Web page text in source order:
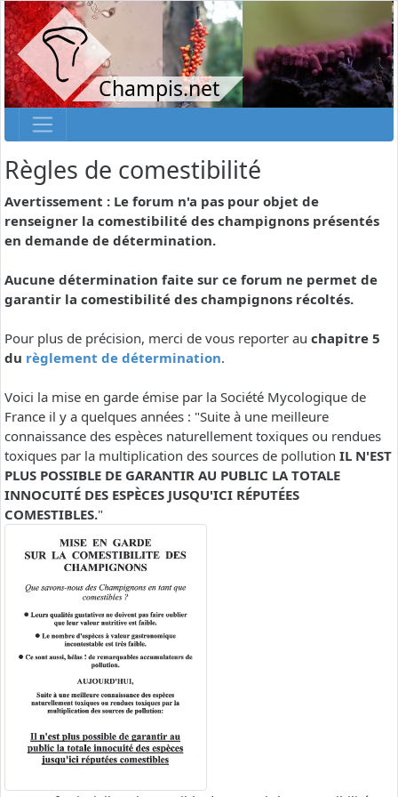
Champis.net
Règles de comestibilité
Avertissement : Le forum n'a pas pour objet de
renseigner la comestibilité des champignons présentés
en demande de détermination.
Aucune détermination faite sur ce forum ne permet de
garantir la comestibilité des champignons récoltés.
Pour plus de précision, merci de vous reporter au chapitre 5
du règlement de détermination.
Voici la mise en garde émise par la Société Mycologique de
France il y a quelques années : "Suite à une meilleure
connaissance des espèces naturellement toxiques ou rendues
toxiques par la multiplication des sources de pollution IL N'EST
PLUS POSSIBLE DE GARANTIR AU PUBLIC LA TOTALE
INNOCUITÉ DES ESPÈCES JUSQU'ICI RÉPUTÉES
COMESTIBLES."